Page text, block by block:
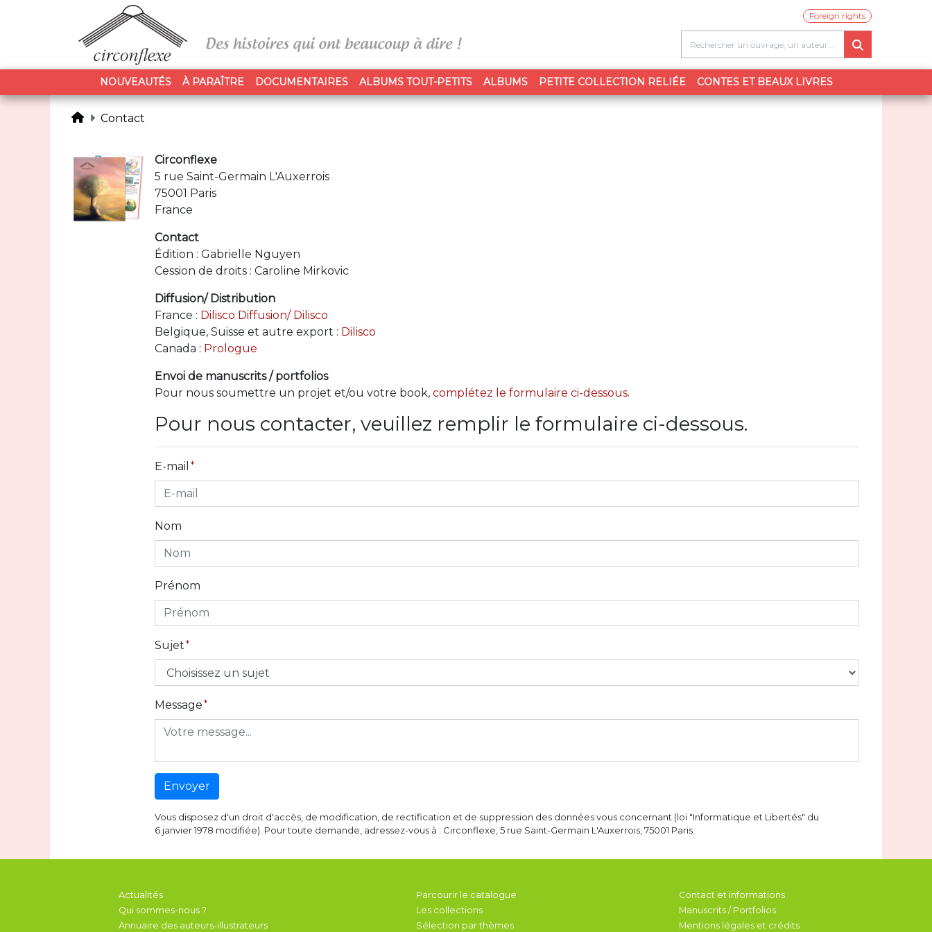
Foreign rights
NOUVEAUTÉS À PARAÎTRE DOCUMENTAIRES ALBUMS TOUT-PETITS ALBUMS PETITE COLLECTION RELIÉE CONTES ET BEAUX LIVRES
Contact
Circonflexe
5 rue Saint-Germain L'Auxerrois
75001 Paris
France
Contact
Édition : Gabrielle Nguyen
Cession de droits : Caroline Mirkovic
Diffusion/ Distribution
France : Dilisco Diffusion/ Dilisco
Belgique, Suisse et autre export : Dilisco
Canada : Prologue
Envoi de manuscrits / portfolios
Pour nous soumettre un projet et/ou votre book, complétez le formulaire ci-dessous.
Pour nous contacter, veuillez remplir le formulaire ci-dessous.
E-mail
Nom
Prénom
Sujet
Message
Envoyer
Vous disposez d'un droit d'accès, de modification, de rectification et de suppression des données vous concernant (loi "Informatique et Libertés" du
6 janvier 1978 modifiée). Pour toute demande, adressez-vous à : Circonflexe, 5 rue Saint-Germain L'Auxerrois, 75001 Paris.
Actualités
Qui sommes-nous ?
Annuaire des auteurs-illustrateurs
Parcourir le catalogue
Les collections
Sélection par thèmes
Contact et informations
Manuscrits / Portfolios
Mentions légales et crédits